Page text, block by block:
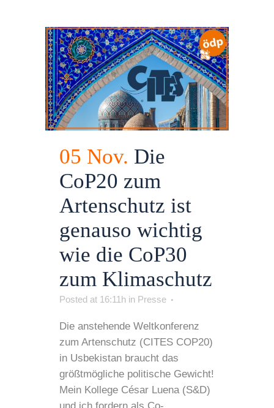
05 Nov. Die
CoP20 zum
Artenschutz ist
genauso wichtig
wie die CoP30
zum Klimaschutz
Posted at 16:11h in Presse
Die anstehende Weltkonferenz
zum Artenschutz (CITES COP20)
in Usbekistan braucht das
größtmögliche politische Gewicht!
Mein Kollege César Luena (S&D)
und ich fordern als Co-